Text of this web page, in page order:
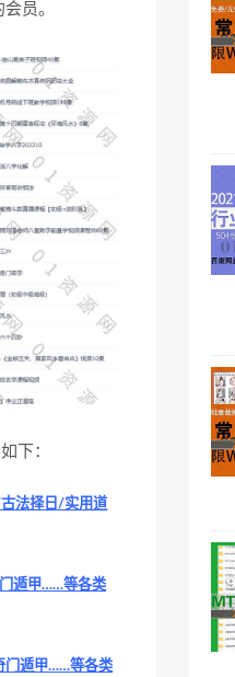
员。
下：
法择日/实用道
遁甲……等各类
门遁甲……等各类